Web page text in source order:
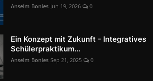
Anselm Bonies Jun 19, 2026 0
Ein Konzept mit Zukunft - Integratives
Schülerpraktikum...
Anselm Bonies Sep 21, 2025 0